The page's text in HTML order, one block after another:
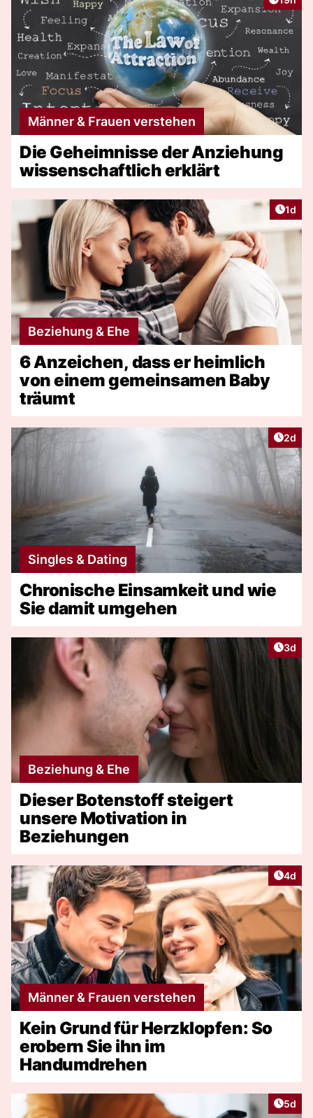
Männer & Frauen verstehen
Die Geheimnisse der Anziehung
wissenschaftlich erklärt
1d
Beziehung & Ehe
6 Anzeichen, dass er heimlich
von einem gemeinsamen Baby
träumt
2d
Singles & Dating
Chronische Einsamkeit und wie
Sie damit umgehen
3d
Beziehung & Ehe
Dieser Botenstoff steigert
unsere Motivation in
Beziehungen
4d
Männer & Frauen verstehen
Kein Grund für Herzklopfen: So
erobern Sie ihn im
Handumdrehen
5d